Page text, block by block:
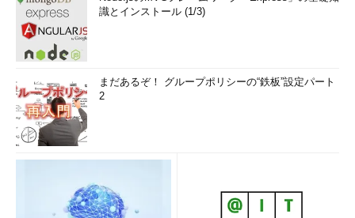
識とインストール (1/3)
まだあるぞ！ グループポリシーの“鉄板”設定パート
2